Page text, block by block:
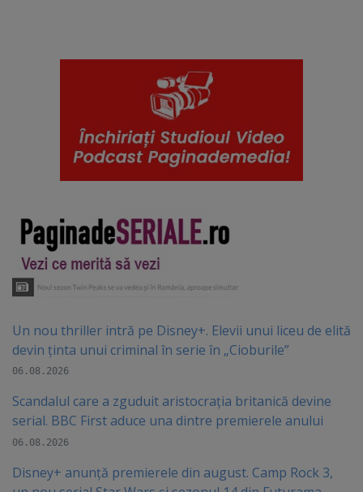
Un nou thriller intră pe Disney+. Elevii unui liceu de elită
devin ținta unui criminal în serie în „Cioburile”
06.08.2026
Scandalul care a zguduit aristocrația britanică devine
serial. BBC First aduce una dintre premierele anului
06.08.2026
Disney+ anunță premierele din august. Camp Rock 3,